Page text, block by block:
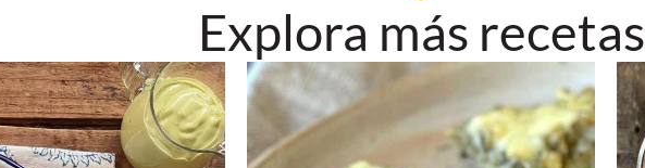
Explora más recetas